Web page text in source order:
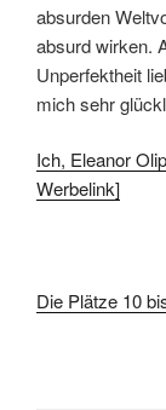
absurden
absurd wirken.
Unperfektheit
mich sehr
Ich, Eleanor
Werbelink]
Die Plätze 10